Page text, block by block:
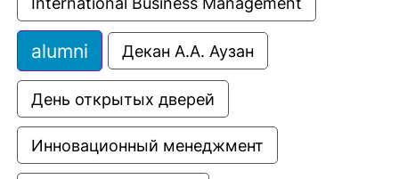
alumni Декан А.А. Аузан
День открытых дверей
Инновационный менеджмент